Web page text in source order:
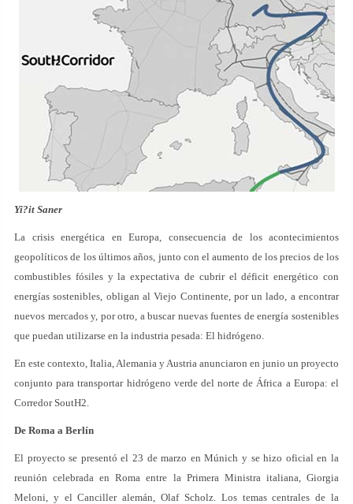
Yi?it Saner
La crisis energética en Europa, consecuencia de los acontecimientos
geopolíticos de los últimos años, junto con el aumento de los precios de los
combustibles fósiles y la expectativa de cubrir el déficit energético con
energías sostenibles, obligan al Viejo Continente, por un lado, a encontrar
nuevos mercados y, por otro, a buscar nuevas fuentes de energía sostenibles
que puedan utilizarse en la industria pesada: El hidrógeno.
En este contexto, Italia, Alemania y Austria anunciaron en junio un proyecto
conjunto para transportar hidrógeno verde del norte de África a Europa: el
Corredor SoutH2.
De Roma a Berlín
El proyecto se presentó el 23 de marzo en Múnich y se hizo oficial en la
reunión celebrada en Roma entre la Primera Ministra italiana, Giorgia
Meloni, y el Canciller alemán, Olaf Scholz. Los temas centrales de la